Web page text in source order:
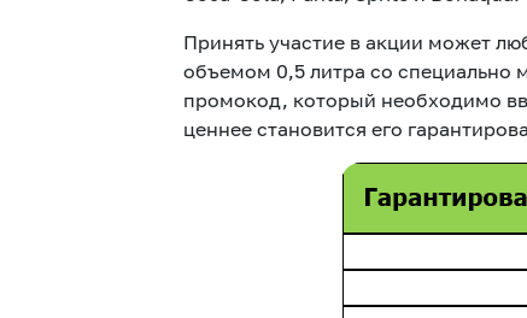
Принять участие в акции может
объемом 0,5 литра со специально
промокод, который необходимо
ценнее становится его